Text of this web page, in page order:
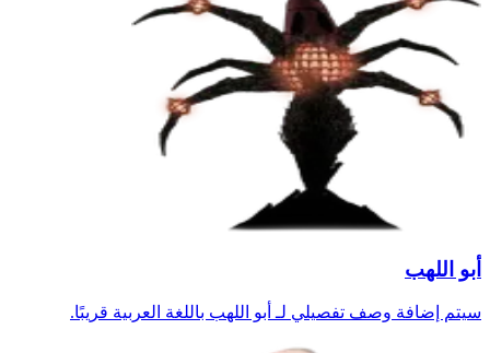
أبو اللهب
سيتم إضافة وصف تفصيلي لـ أبو اللهب باللغة العربية قريبًا.